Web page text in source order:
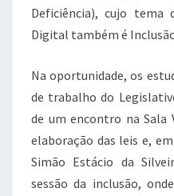
Deficiência), cujo tema
Digital também é
Na oportunidade, os
de trabalho do
de um encontro na Sala
elaboração das leis e,
Simão Estácio da
sessão da inclusão,